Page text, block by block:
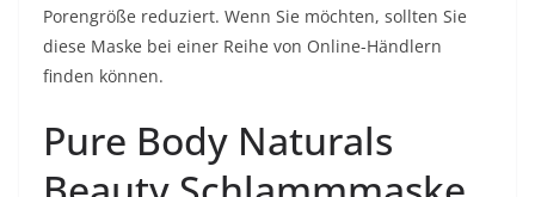
Porengröße reduziert. Wenn Sie möchten, sollten Sie
diese Maske bei einer Reihe von Online-Händlern
finden können.
Pure Body Naturals